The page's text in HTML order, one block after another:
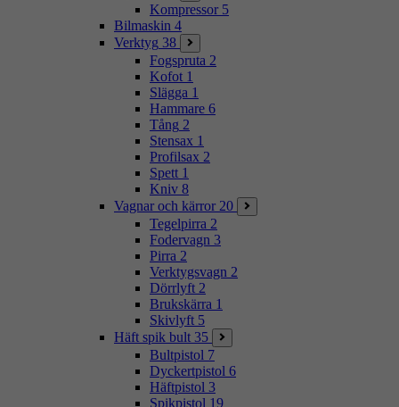
Kompressor 5
Bilmaskin 4
Verktyg 38
Fogspruta 2
Kofot 1
Slägga 1
Hammare 6
Tång 2
Stensax 1
Profilsax 2
Spett 1
Kniv 8
Vagnar och kärror 20
Tegelpirra 2
Fodervagn 3
Pirra 2
Verktygsvagn 2
Dörrlyft 2
Brukskärra 1
Skivlyft 5
Häft spik bult 35
Bultpistol 7
Dyckertpistol 6
Häftpistol 3
Spikpistol 19